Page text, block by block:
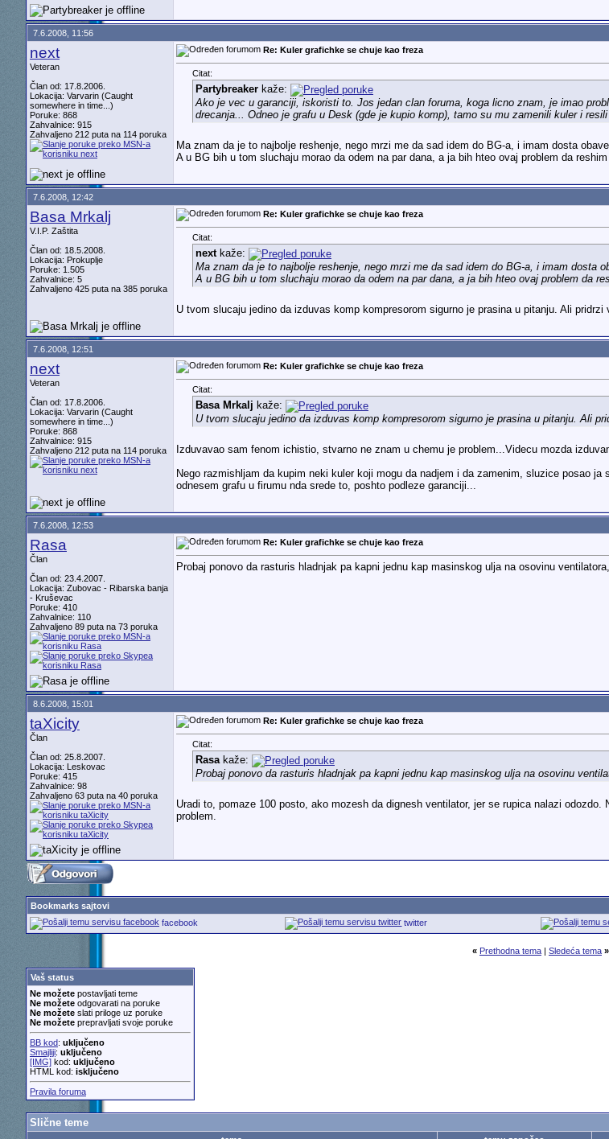
7.6.2008, 11:56
next
Veteran
Član od: 17.8.2006.
Lokacija: Varvarin (Caught
somewhere in time...)
Poruke: 868
Zahvalnice: 915
Zahvaljeno 212 puta na 114 poruka
Re: Kuler grafichke se chuje kao freza
Citat:
Partybreakerkaže:
Ako je vec u garanciji, iskoristi to. Jos jedan clan foruma, koga licno znam, je imao
drecanja... Odneo je grafu u Desk (gde je kupio komp), tamo su mu zamenili kuler i resili
Ma znam da je to najbolje reshenje, nego mrzi me da sad idem do BG-a, i imam dosta
A u BG bih u tom sluchaju morao da odem na par dana, a ja bih hteo ovaj problem da
7.6.2008, 12:42
Basa Mrkalj
V.I.P. Zaštita
Član od: 18.5.2008.
Lokacija: Prokuplje
Poruke: 1.505
Zahvalnice: 5
Zahvaljeno 425 puta na 385 poruka
Re: Kuler grafichke se chuje kao freza
Citat:
nextkaže:
Ma znam da je to najbolje reshenje, nego mrzi me da sad idem do BG-a, i imam dosta
A u BG bih u tom sluchaju morao da odem na par dana, a ja bih hteo ovaj problem da
U tvom slucaju jedino da izduvas komp kompresorom sigurno je prasina u pitanju. Ali
7.6.2008, 12:51
next
Veteran
Član od: 17.8.2006.
Lokacija: Varvarin (Caught
somewhere in time...)
Poruke: 868
Zahvalnice: 915
Zahvaljeno 212 puta na 114 poruka
Re: Kuler grafichke se chuje kao freza
Citat:
Basa Mrkalj kaže:
U tvom slucaju jedino da izduvas komp kompresorom sigurno je prasina u pitanju. Ali
Izduvavao sam fenom ichistio, stvarno ne znam u chemu je problem...Videcu mozda
Nego razmishljam da kupim neki kuler koji mogu da nadjem i da zamenim, sluzice posao
odnesem grafu u firumu nda srede to, poshto podleze garanciji...
7.6.2008, 12:53
Rasa
Član
Član od: 23.4.2007.
Lokacija: Zubovac - Ribarska banja
- Kruševac
Poruke: 410
Zahvalnice: 110
Zahvaljeno 89 puta na 73 poruka
Re: Kuler grafichke se chuje kao freza
Probaj ponovo da rasturis hladnjak pa kapni jednu kap masinskog ulja na osovinu
8.6.2008, 15:01
taXicity
Član
Član od: 25.8.2007.
Lokacija: Leskovac
Poruke: 415
Zahvalnice: 98
Zahvaljeno 63 puta na 40 poruka
Re: Kuler grafichke se chuje kao freza
Citat:
Rasakaže:
Probaj ponovo da rasturis hladnjak pa kapni jednu kap masinskog ulja na osovinu
Uradi to, pomaze 100 posto, ako mozesh da dignesh ventilator, jer se rupica nalazi
problem.
Bookmarks sajtovi
facebook
twitter
« Prethodna tema| Sledeća tema »
Vaš status
Ne možetepostavljati teme
Ne možeteodgovarati na poruke
Ne možeteslati priloge uz poruke
Ne možeteprepravljati svoje poruke
BB kod: uključeno
Smajliji: uključeno
[IMG]kod: uključeno
HTML kod: isključeno
Pravila foruma
Slične teme